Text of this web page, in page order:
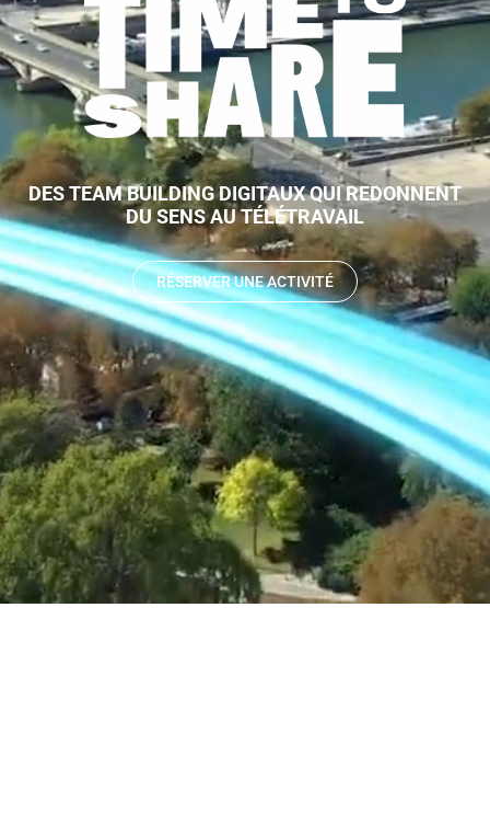
DES TEAM BUILDING DIGITAUX QUI REDONNENT
DU SENS AU TÉLÉTRAVAIL
RÉSERVER UNE ACTIVITÉ